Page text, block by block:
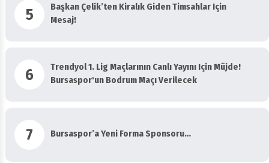
5
Başkan Çelik’ten Kiralık Giden Timsahlar Için
Mesaj!
6
Trendyol 1. Lig Maçlarının Canlı Yayını Için Müjde!
Bursaspor'un Bodrum Maçı Verilecek
7 Bursaspor’a Yeni Forma Sponsoru…